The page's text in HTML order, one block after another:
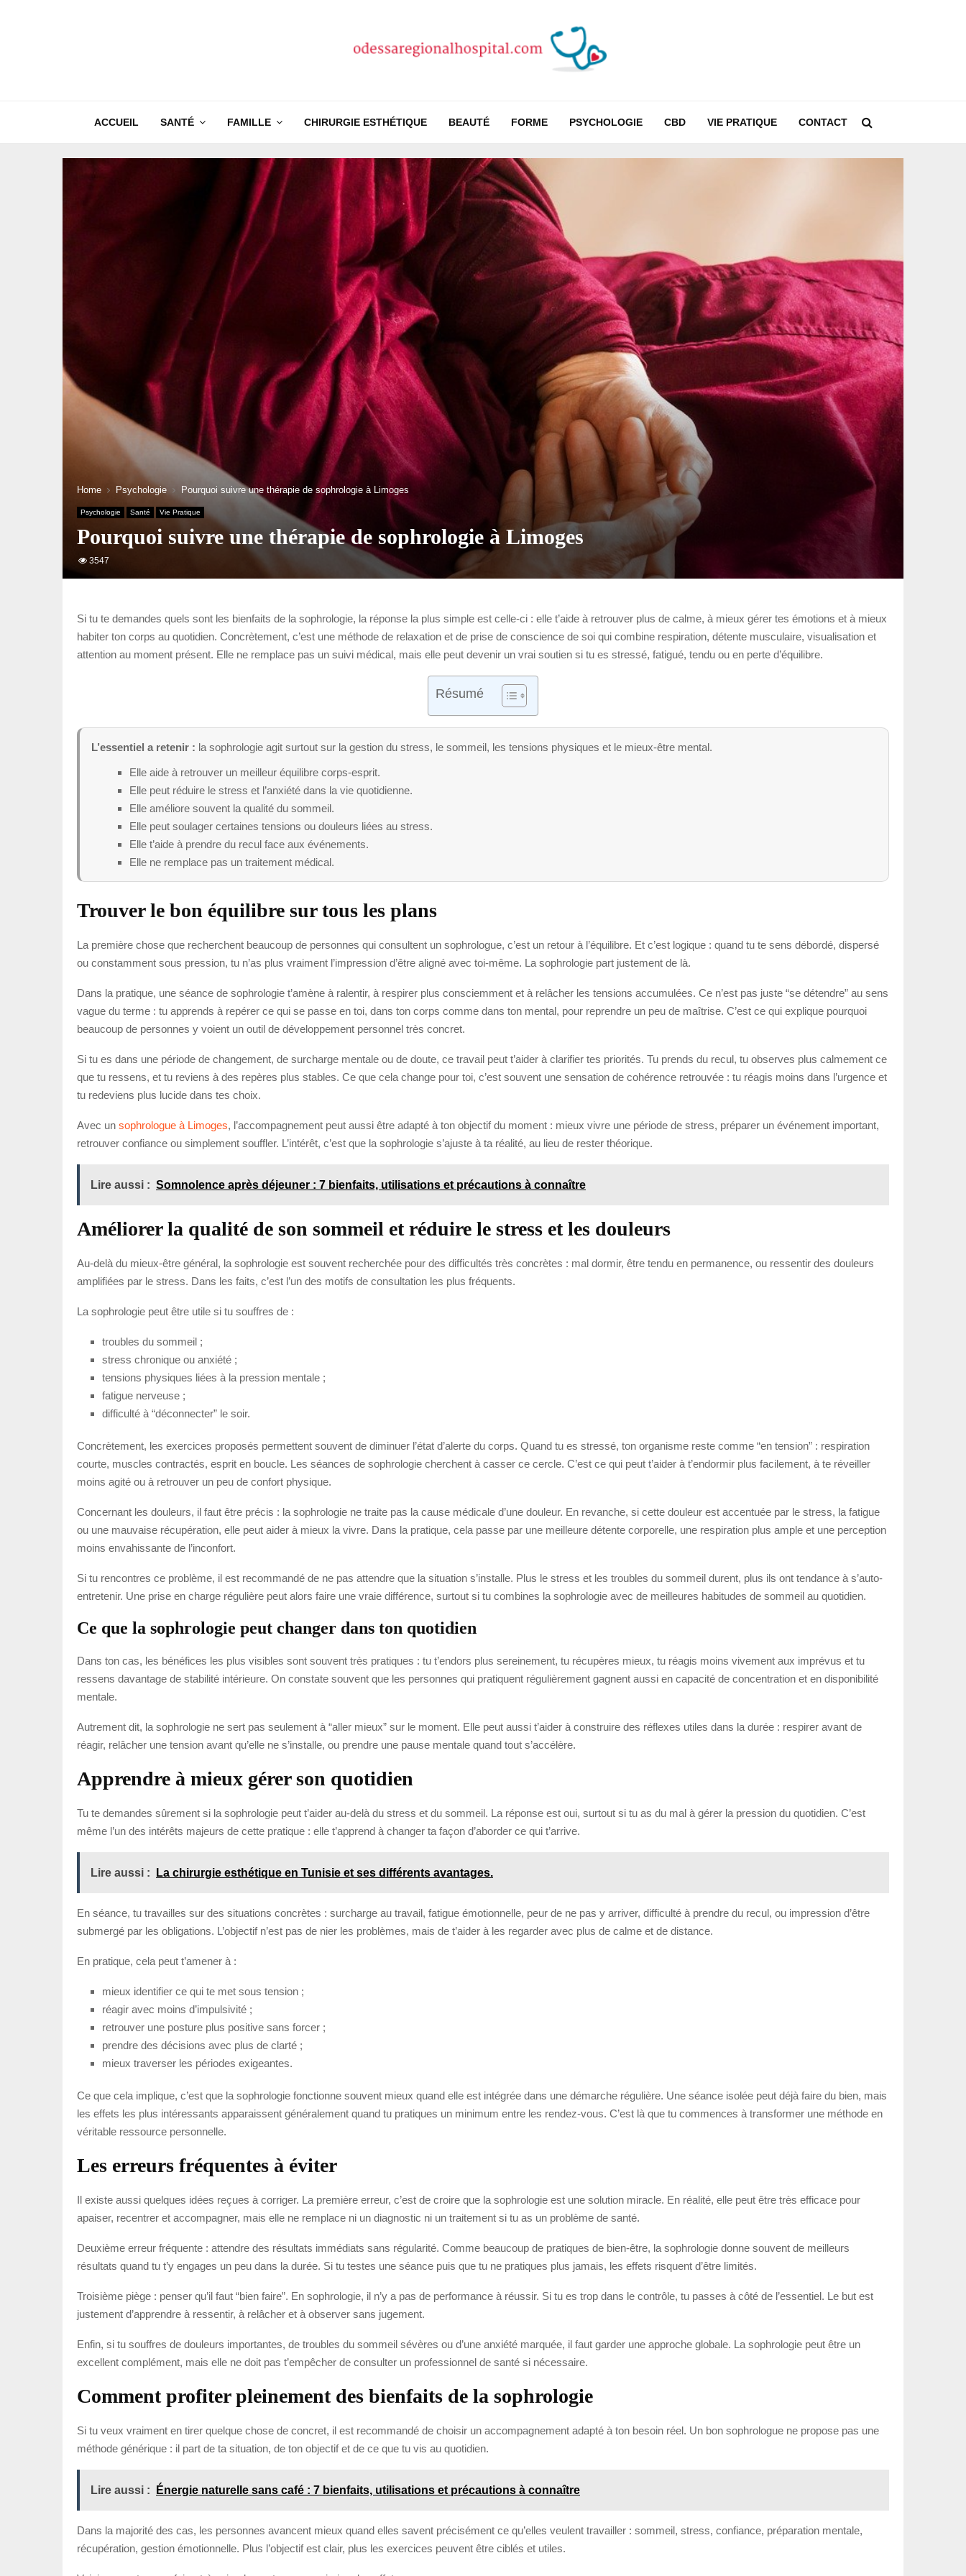
ACCUEIL SANTÉ FAMILLE CHIRURGIE ESTHÉTIQUE BEAUTÉ FORME PSYCHOLOGIE CBD VIE PRATIQUE CONTACT
Home Psychologie Pourquoi suivre une thérapie de sophrologie à Limoges
Psychologie Santé Vie Pratique
Pourquoi suivre une thérapie de sophrologie à Limoges
3547
Si tu te demandes quels sont les bienfaits de la sophrologie, la réponse la plus simple est celle-ci : elle t’aide à retrouver plus de calme, à mieux gérer tes émotions et à mieux
habiter ton corps au quotidien. Concrètement, c’est une méthode de relaxation et de prise de conscience de soi qui combine respiration, détente musculaire, visualisation et
attention au moment présent. Elle ne remplace pas un suivi médical, mais elle peut devenir un vrai soutien si tu es stressé, fatigué, tendu ou en perte d’équilibre.
Résumé
L’essentiel a retenir : la sophrologie agit surtout sur la gestion du stress, le sommeil, les tensions physiques et le mieux-être mental.
Elle aide à retrouver un meilleur équilibre corps-esprit.
Elle peut réduire le stress et l’anxiété dans la vie quotidienne.
Elle améliore souvent la qualité du sommeil.
Elle peut soulager certaines tensions ou douleurs liées au stress.
Elle t’aide à prendre du recul face aux événements.
Elle ne remplace pas un traitement médical.
Trouver le bon équilibre sur tous les plans
La première chose que recherchent beaucoup de personnes qui consultent un sophrologue, c’est un retour à l’équilibre. Et c’est logique : quand tu te sens débordé, dispersé
ou constamment sous pression, tu n’as plus vraiment l’impression d’être aligné avec toi-même. La sophrologie part justement de là.
Dans la pratique, une séance de sophrologie t’amène à ralentir, à respirer plus consciemment et à relâcher les tensions accumulées. Ce n’est pas juste “se détendre” au sens
vague du terme : tu apprends à repérer ce qui se passe en toi, dans ton corps comme dans ton mental, pour reprendre un peu de maîtrise. C’est ce qui explique pourquoi
beaucoup de personnes y voient un outil de développement personnel très concret.
Si tu es dans une période de changement, de surcharge mentale ou de doute, ce travail peut t’aider à clarifier tes priorités. Tu prends du recul, tu observes plus calmement ce
que tu ressens, et tu reviens à des repères plus stables. Ce que cela change pour toi, c’est souvent une sensation de cohérence retrouvée : tu réagis moins dans l’urgence et
tu redeviens plus lucide dans tes choix.
Avec un sophrologue à Limoges, l’accompagnement peut aussi être adapté à ton objectif du moment : mieux vivre une période de stress, préparer un événement important,
retrouver confiance ou simplement souffler. L’intérêt, c’est que la sophrologie s’ajuste à ta réalité, au lieu de rester théorique.
Lire aussi : Somnolence après déjeuner : 7 bienfaits, utilisations et précautions à connaître
Améliorer la qualité de son sommeil et réduire le stress et les douleurs
Au-delà du mieux-être général, la sophrologie est souvent recherchée pour des difficultés très concrètes : mal dormir, être tendu en permanence, ou ressentir des douleurs
amplifiées par le stress. Dans les faits, c’est l’un des motifs de consultation les plus fréquents.
La sophrologie peut être utile si tu souffres de :
troubles du sommeil ;
stress chronique ou anxiété ;
tensions physiques liées à la pression mentale ;
fatigue nerveuse ;
difficulté à “déconnecter” le soir.
Concrètement, les exercices proposés permettent souvent de diminuer l’état d’alerte du corps. Quand tu es stressé, ton organisme reste comme “en tension” : respiration
courte, muscles contractés, esprit en boucle. Les séances de sophrologie cherchent à casser ce cercle. C’est ce qui peut t’aider à t’endormir plus facilement, à te réveiller
moins agité ou à retrouver un peu de confort physique.
Concernant les douleurs, il faut être précis : la sophrologie ne traite pas la cause médicale d’une douleur. En revanche, si cette douleur est accentuée par le stress, la fatigue
ou une mauvaise récupération, elle peut aider à mieux la vivre. Dans la pratique, cela passe par une meilleure détente corporelle, une respiration plus ample et une perception
moins envahissante de l’inconfort.
Si tu rencontres ce problème, il est recommandé de ne pas attendre que la situation s’installe. Plus le stress et les troubles du sommeil durent, plus ils ont tendance à s’auto-
entretenir. Une prise en charge régulière peut alors faire une vraie différence, surtout si tu combines la sophrologie avec de meilleures habitudes de sommeil au quotidien.
Ce que la sophrologie peut changer dans ton quotidien
Dans ton cas, les bénéfices les plus visibles sont souvent très pratiques : tu t’endors plus sereinement, tu récupères mieux, tu réagis moins vivement aux imprévus et tu
ressens davantage de stabilité intérieure. On constate souvent que les personnes qui pratiquent régulièrement gagnent aussi en capacité de concentration et en disponibilité
mentale.
Autrement dit, la sophrologie ne sert pas seulement à “aller mieux” sur le moment. Elle peut aussi t’aider à construire des réflexes utiles dans la durée : respirer avant de
réagir, relâcher une tension avant qu’elle ne s’installe, ou prendre une pause mentale quand tout s’accélère.
Apprendre à mieux gérer son quotidien
Tu te demandes sûrement si la sophrologie peut t’aider au-delà du stress et du sommeil. La réponse est oui, surtout si tu as du mal à gérer la pression du quotidien. C’est
même l’un des intérêts majeurs de cette pratique : elle t’apprend à changer ta façon d’aborder ce qui t’arrive.
Lire aussi : La chirurgie esthétique en Tunisie et ses différents avantages.
En séance, tu travailles sur des situations concrètes : surcharge au travail, fatigue émotionnelle, peur de ne pas y arriver, difficulté à prendre du recul, ou impression d’être
submergé par les obligations. L’objectif n’est pas de nier les problèmes, mais de t’aider à les regarder avec plus de calme et de distance.
En pratique, cela peut t’amener à :
mieux identifier ce qui te met sous tension ;
réagir avec moins d’impulsivité ;
retrouver une posture plus positive sans forcer ;
prendre des décisions avec plus de clarté ;
mieux traverser les périodes exigeantes.
Ce que cela implique, c’est que la sophrologie fonctionne souvent mieux quand elle est intégrée dans une démarche régulière. Une séance isolée peut déjà faire du bien, mais
les effets les plus intéressants apparaissent généralement quand tu pratiques un minimum entre les rendez-vous. C’est là que tu commences à transformer une méthode en
véritable ressource personnelle.
Les erreurs fréquentes à éviter
Il existe aussi quelques idées reçues à corriger. La première erreur, c’est de croire que la sophrologie est une solution miracle. En réalité, elle peut être très efficace pour
apaiser, recentrer et accompagner, mais elle ne remplace ni un diagnostic ni un traitement si tu as un problème de santé.
Deuxième erreur fréquente : attendre des résultats immédiats sans régularité. Comme beaucoup de pratiques de bien-être, la sophrologie donne souvent de meilleurs
résultats quand tu t’y engages un peu dans la durée. Si tu testes une séance puis que tu ne pratiques plus jamais, les effets risquent d’être limités.
Troisième piège : penser qu’il faut “bien faire”. En sophrologie, il n’y a pas de performance à réussir. Si tu es trop dans le contrôle, tu passes à côté de l’essentiel. Le but est
justement d’apprendre à ressentir, à relâcher et à observer sans jugement.
Enfin, si tu souffres de douleurs importantes, de troubles du sommeil sévères ou d’une anxiété marquée, il faut garder une approche globale. La sophrologie peut être un
excellent complément, mais elle ne doit pas t’empêcher de consulter un professionnel de santé si nécessaire.
Comment profiter pleinement des bienfaits de la sophrologie
Si tu veux vraiment en tirer quelque chose de concret, il est recommandé de choisir un accompagnement adapté à ton besoin réel. Un bon sophrologue ne propose pas une
méthode générique : il part de ta situation, de ton objectif et de ce que tu vis au quotidien.
Lire aussi : Énergie naturelle sans café : 7 bienfaits, utilisations et précautions à connaître
Dans la majorité des cas, les personnes avancent mieux quand elles savent précisément ce qu’elles veulent travailler : sommeil, stress, confiance, préparation mentale,
récupération, gestion émotionnelle. Plus l’objectif est clair, plus les exercices peuvent être ciblés et utiles.